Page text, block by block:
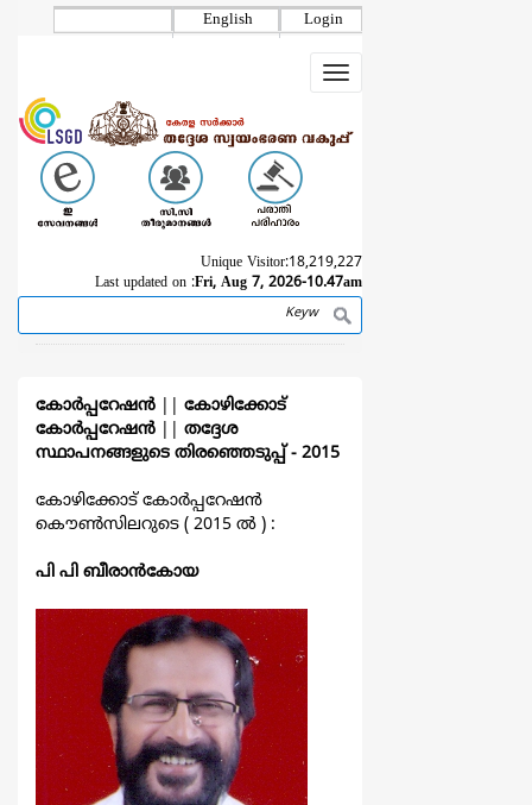
Login
English
Toggle
navigation
Unique Visitor:18,219,227
Last updated on :Fri, Aug 7, 2026-10.47am
Search
കോര്‍പ്പറേഷന്‍
കോഴിക്കോട്
കോര്‍പ്പറേഷന്‍
തദ്ദേശ
സ്ഥാപനങ്ങളുടെ തിരഞ്ഞെടുപ്പ്‌ - 2015
കോഴിക്കോട് കോര്‍പ്പറേഷന്‍
കൌൺസിലറുടെ ( 2015 ല്‍ ) :
പി പി ബീരാന്‍കോയ